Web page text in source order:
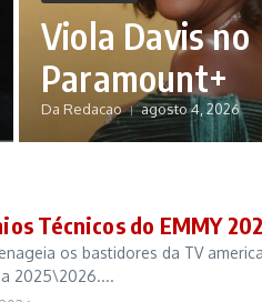
Viola Davis no
Paramount+
Da Redacao agosto 4, 2026
Técnicos do EMMY
os bastidores da TV
2025\2026....